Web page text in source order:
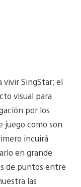
vivir SingStar; el
visual para
por los
juego como son
incuirá
en grande
de puntos entre
las